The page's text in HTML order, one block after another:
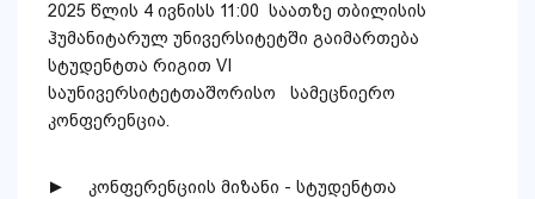
2025 წლის 4 ივნისს 11:00 საათზე თბილისის
ჰუმანიტარულ უნივერსიტეტში გაიმართება
სტუდენტთა რიგით VI
საუნივერსიტეტთაშორისო სამეცნიერო
კონფერენცია.
► კონფერენციის მიზანი - სტუდენტთა